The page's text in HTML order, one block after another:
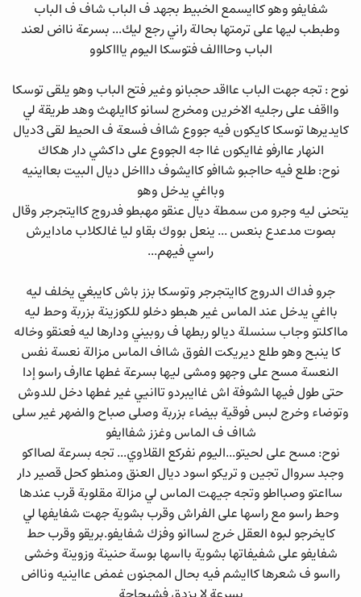
شفايفو وهو كاايسمع الخبيط بجهد ف الباب شاف ف الباب
وطبطب ليها على ترمتها بحالة راني رجع ليك... بسرعة نااض لعند
الباب وحااالف فتوسكا اليوم ياااكلوو
نوح : تجه جهت الباب عااقد حجبانو وغير فتح الباب وهو يلقى توسكا
وااقف على رجليه الاخرين ومخرج لسانو كاايلهث وهد طريقة لي
كايديرها توسكا كايكون فيه جووع شااف فسعة ف الحيط لقى 3ديال
النهار عاارفو غاايكون غاا جه الجووع على داكشي دار هكاك
نوح: طلع فيه حااجبو شاافو كاايشوف داااخل ديال البيت بعااينيه
وبااغي يدخل وهو
يتحنى ليه وجرو من سمطة ديال عنقو مهبطو فدروج كاايتجرجر وقال
بصوت مدعدع بنعس ... ينعل بووك بقاو ليا غالكلاب مادايرش
راسي فيهم...
جرو فداك الدروج كاايتجرجر وتوسكا بزز باش كايبغي يخلف ليه
بااغي يدخل عند الماس غير هبطو دخلو للكوزينة بزربة وحط ليه
مااكلتو وجاب سنسلة ديالو ربطها ف روبيني ودارها ليه فعنقو وخاله
كا ينبح وهو طلع ديريكت الفوق شااف الماس مزالة نعسة نفس
النعسة مسح على وجهو ومشى ليها بسرعة غطها عاارف راسو إدا
حتى طول فيها الشوفة اش غاايبردو تاانيي غير غطها دخل للدوش
وتوضاء وخرج لبس فوقية بيضاء بزربة وصلى صباح والضهر غير سلى
شااف ف الماس وغزز شفاايفو
نوح: مسح على لحيتو...اليوم نفركع القلاوي... تجه بسرعة لصااكو
وجبد سروال تجين و تريكو اسود ديال العنق ومنطو كحل قصير دار
سااعتو وصبااطو وتجه جيهت الماس لي مزالة مقلوبة قرب عندها
وحط راسو مع راسها على الفراش وقرب بشوية جهت شفايفها لي
كايخرجو لبوه العقل خرج لساانو وفزك شفايفو.بريقو وقرب حط
شفايفو على شفيفاتها بشوية بااسها بوسة حنينة وزوينة وخشى
رااسو ف شعرها كاايشم فيه بحال المجنون غمض عااينيه ونااض